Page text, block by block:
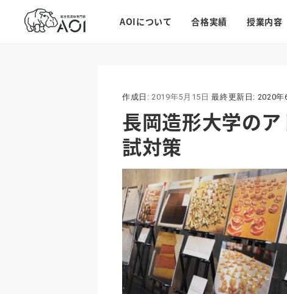
AOIについて 合格実績 授業内容
作成日: 2019年5月15日最終更新日: 2020年
長岡造形大学の
試対策